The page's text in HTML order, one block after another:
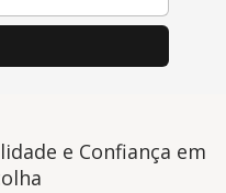
e Confiança em